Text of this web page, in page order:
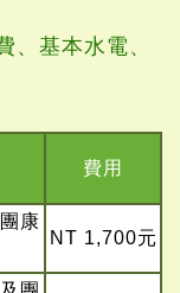
、基本水電、
費用
康
NT 1,700元